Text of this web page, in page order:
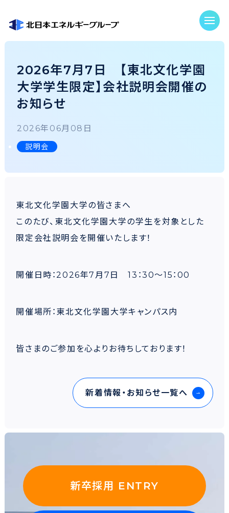
2026年7月7日 【東北文化学園
大学学生限定】会社説明会開催の
お知らせ
2026年06月08日
説明会
東北文化学園大学の皆さまへ
このたび、東北文化学園大学の学生を対象とした
限定会社説明会を開催いたします！
開催日時：2026年7月7日 13：30～15：00
開催場所：東北文化学園大学キャンパス内
皆さまのご参加を心よりお待ちしております！
新着情報・お知らせ一覧へ
新卒採用 ENTRY